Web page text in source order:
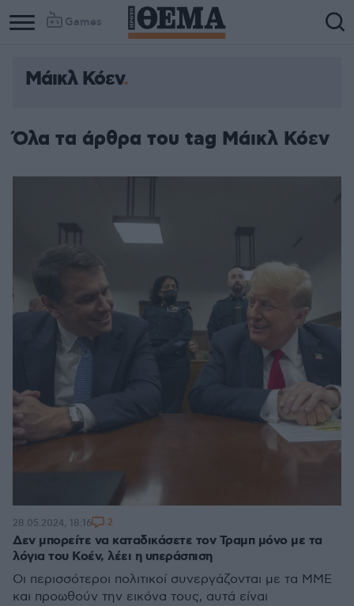
Games
Μάικλ Κόεν
Όλα τα άρθρα του tag Μάικλ Κόεν
Δεν μπορείτε να καταδικάσετε τον Τραμπ μόνο με τα
λόγια του Κοέν, λέει η υπεράσπιση
Οι περισσότεροι πολιτικοί συνεργάζονται με τα ΜΜΕ
και προωθούν την εικόνα τους, αυτά είναι
28.05.2024, 18:16 2